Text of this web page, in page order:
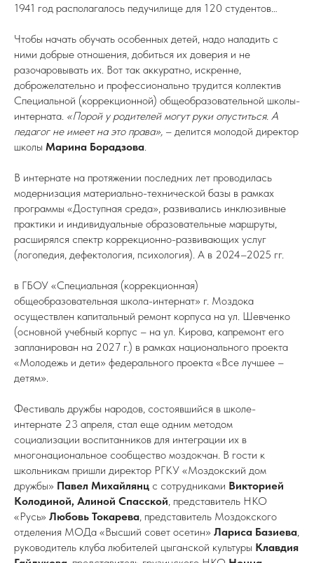
1941 год располагалось педучилище для 120 студентов…
Чтобы начать обучать особенных детей, надо наладить с
ними добрые отношения, добиться их доверия и не
разочаровывать их. Вот так аккуратно, искренне,
доброжелательно и профессионально трудится коллектив
Специальной (коррекционной) общеобразовательной школы-
интерната. «Порой у родителей могут руки опуститься. А
педагог не имеет на это права», – делится молодой директор
школы Марина Борадзова.
В интернате на протяжении последних лет проводилась
модернизация материально-технической базы в рамках
программы «Доступная среда», развивались инклюзивные
практики и индивидуальные образовательные маршруты,
расширялся спектр коррекционно-развивающих услуг
(логопедия, дефектология, психология). А в 2024–2025 гг.
в ГБОУ «Специальная (коррекционная)
общеобразовательная школа-интернат» г. Моздока
осуществлен капитальный ремонт корпуса на ул. Шевченко
(основной учебный корпус – на ул. Кирова, капремонт его
запланирован на 2027 г.) в рамках национального проекта
«Молодежь и дети» федерального проекта «Все лучшее –
детям».
Фестиваль дружбы народов, состоявшийся в школе-
интернате 23 апреля, стал еще одним методом
социализации воспитанников для интеграции их в
многонациональное сообщество моздокчан. В гости к
школьникам пришли директор РГКУ «Моздокский дом
дружбы» Павел Михайлянц с сотрудниками Викторией
Колодиной, Алиной Спасской, представитель НКО
«Русь» Любовь Токарева, представитель Моздокского
отделения МОДа «Высший совет осетин» Лариса Базиева,
руководитель клуба любителей цыганской культуры Клавдия